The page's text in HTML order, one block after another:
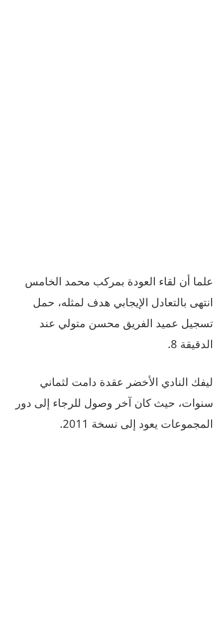
علما أن لقاء العودة بمركب محمد الخامس
انتهى بالتعادل الإيجابي هدف لمثله، حمل
تسجيل عميد الفريق محسن متولي عند
الدقيقة 8.
ليفك النادي الأخضر عقدة دامت لثماني
سنوات، حيث كان آخر وصول للرجاء إلى دور
المجموعات يعود إلى نسخة 2011.